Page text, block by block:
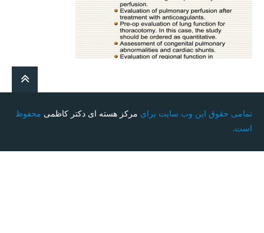
تمامی حقوق این وب سایت برای مرکز هسته ای دکتر کاظمی محفوظ
است.